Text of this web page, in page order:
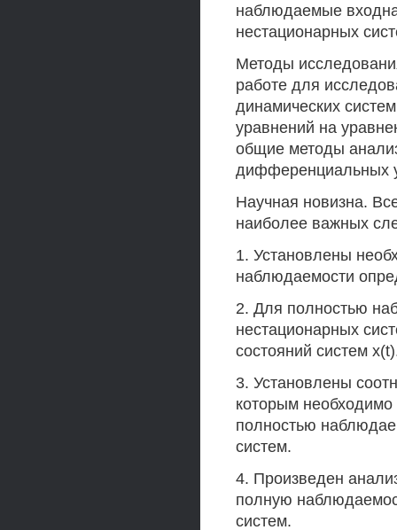
наблюдаемые
нестационарных
Методы
работе для
динамических
уравнений на
общие методы
дифференциальных
Научная новизна.
наиболее важных
1. Установлены
наблюдаемости
2. Для полностью
нестационарных
состояний систем
3. Установлены
которым
полностью
систем.
4. Произведен
полную
систем.